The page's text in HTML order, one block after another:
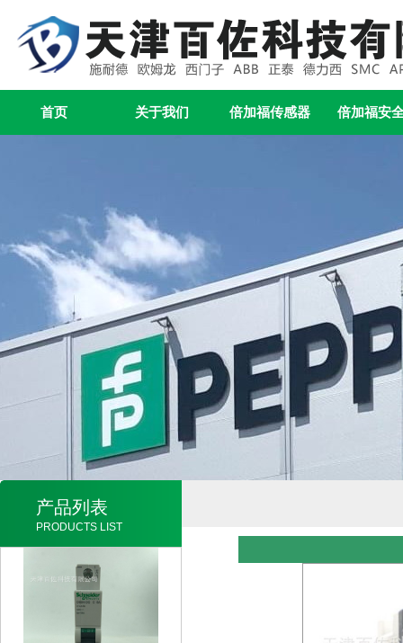
首页 关于我们 倍加福传感器 倍加福安
产品列表
PRODUCTS LIST